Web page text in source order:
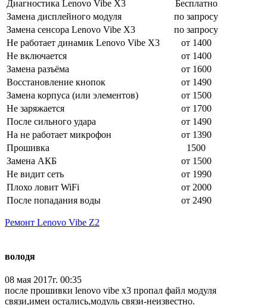
Диагностика Lenovo Vibe X3
Бесплатно
Замена дисплейного модуля
по запросу
Замена сенсора Lenovo Vibe X3
по запросу
Не работает динамик Lenovo Vibe X3
от 1400
Не включается
от 1400
Замена разъёма
от 1600
Восстановление кнопок
от 1490
Замена корпуса (или элементов)
от 1500
Не заряжается
от 1700
После сильного удара
от 1490
На не работает микрофон
от 1390
Прошивка
1500
Замена АКБ
от 1500
Не видит сеть
от 1990
Плохо ловит WiFi
от 2000
После попадания воды
от 2490
Ремонт Lenovo Vibe Z2
володя
08 мая 2017г. 00:35
после прошивки lenovo vibe x3 пропал файл модуля
связи,имеи остались,модуль связи-неизвестно.